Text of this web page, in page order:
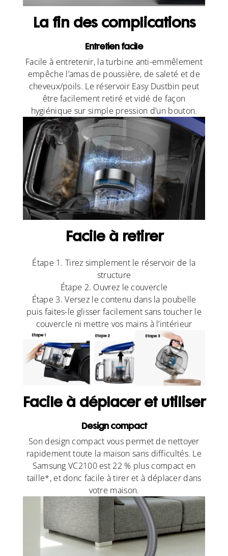
La fin des complications
Entretien facile
Facile à entretenir, la turbine anti-emmêlement
empêche l’amas de poussière, de saleté et de
cheveux/poils. Le réservoir Easy Dustbin peut
être facilement retiré et vidé de façon
hygiénique sur simple pression d’un bouton.
‎Facile à retirer
Étape 1. Tirez simplement le réservoir de la
structure
Étape 2. Ouvrez le couvercle
Étape 3. Versez le contenu dans la poubelle
puis faites-le glisser facilement sans toucher le
couvercle ni mettre vos mains à l’intérieur
Facile à déplacer et utiliser
Design compact
Son design compact vous permet de nettoyer
rapidement toute la maison sans difficultés. Le
Samsung VC2100 est 22 % plus compact en
taille*, et donc facile à tirer et à déplacer dans
votre maison.